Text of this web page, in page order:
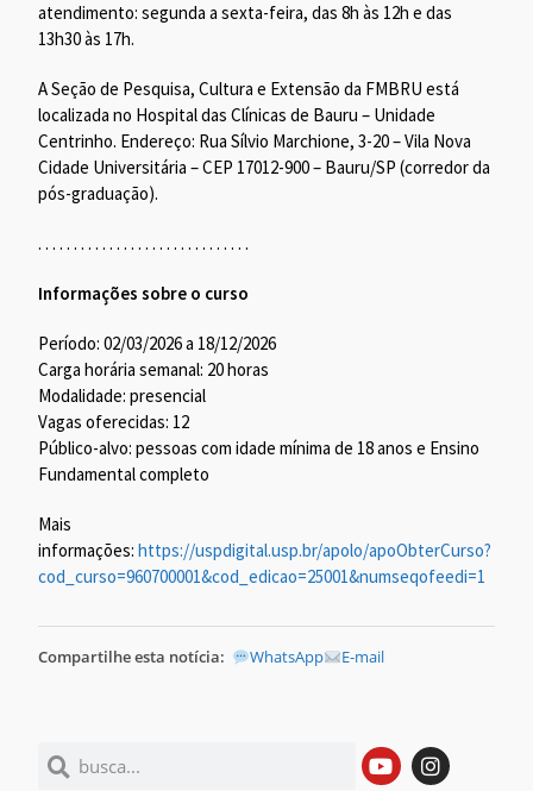
atendimento: segunda a sexta-feira, das 8h às 12h e das
13h30 às 17h.
A Seção de Pesquisa, Cultura e Extensão da FMBRU está
localizada no Hospital das Clínicas de Bauru – Unidade
Centrinho. Endereço: Rua Sílvio Marchione, 3-20 – Vila Nova
Cidade Universitária – CEP 17012-900 – Bauru/SP (corredor da
pós-graduação).
. . . . . . . . . . . . . . . . . . . . . . . . . . . . . .
Informações sobre o curso
Período: 02/03/2026 a 18/12/2026
Carga horária semanal: 20 horas
Modalidade: presencial
Vagas oferecidas: 12
Público-alvo: pessoas com idade mínima de 18 anos e Ensino
Fundamental completo
Mais
informações:https://uspdigital.usp.br/apolo/apoObterCurso?
cod_curso=960700001&cod_edicao=25001&numseqofeedi=1
Compartilhe esta notícia: WhatsApp E-mail